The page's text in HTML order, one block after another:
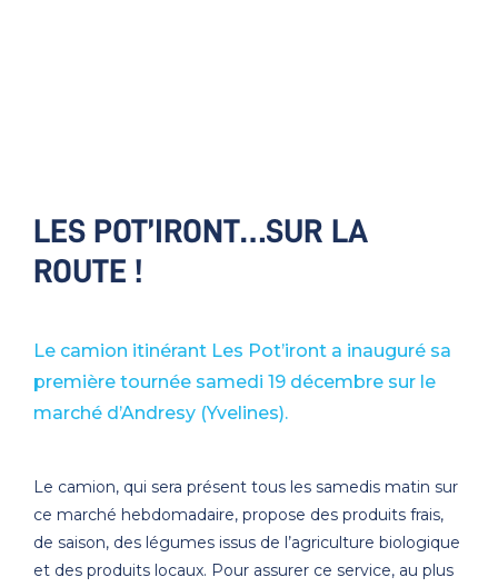
LES POT’IRONT…SUR LA
ROUTE !
Le camion itinérant Les Pot’iront a inauguré sa
première tournée samedi 19 décembre sur le
marché d’Andresy (Yvelines).
Le camion, qui sera présent tous les samedis matin sur
ce marché hebdomadaire, propose des produits frais,
de saison, des légumes issus de l’agriculture biologique
et des produits locaux. Pour assurer ce service, au plus